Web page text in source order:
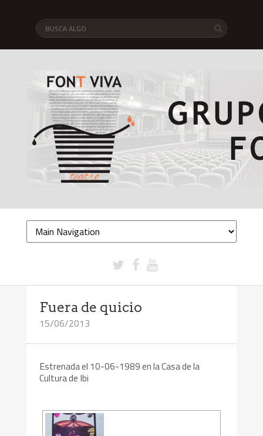
Fuera de quicio
15/06/2013
Estrenada el 10-06-1989 en la Casa de la
Cultura de Ibi